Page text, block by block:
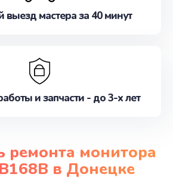
выезд мастера за 40 минут
и запчасти - до 3-х лет
ремонта монитора
в Донецке